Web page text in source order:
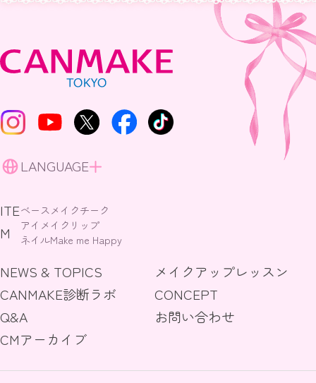
LANGUAGE
ITE
M
ベースメイクチーク
アイメイク リップ
ネイルMake me Happy
NEWS & TOPICS
メイクアップレッスン
CANMAKE診断ラボ
CONCEPT
Q&A
お問い合わせ
CMアーカイブ